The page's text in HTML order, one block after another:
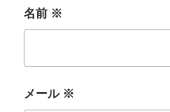
名前 ※
メール ※